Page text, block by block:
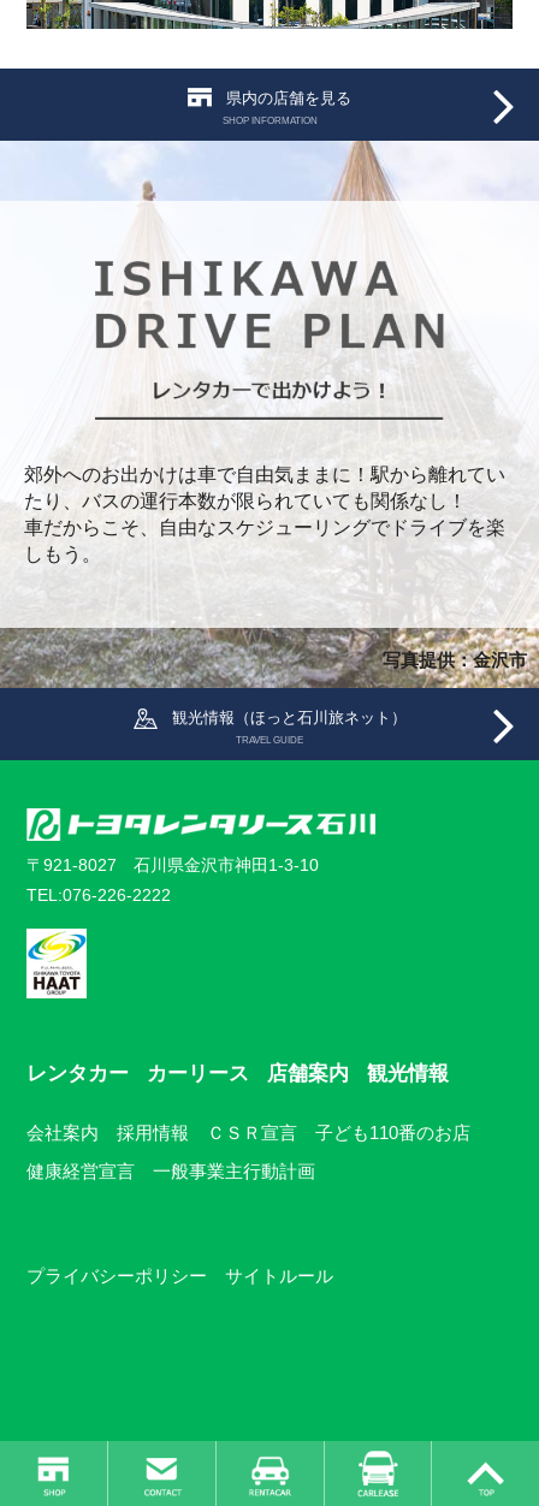
県内の店舗を見る
SHOP INFORMATION
郊外へのお出かけは車で自由気ままに！駅から離れてい
たり、バスの運行本数が限られていても関係なし！
車だからこそ、自由なスケジューリングでドライブを楽
しもう。
写真提供：金沢市
観光情報（ほっと石川旅ネット）
TRAVEL GUIDE
〒921-8027 石川県金沢市神田1-3-10
TEL:076-226-2222
レンタカー カーリース 店舗案内 観光情報
会社案内 採用情報 ＣＳＲ宣言
子ども110番のお店
健康経営宣言
一般事業主行動計画
プライバシーポリシー サイトルール